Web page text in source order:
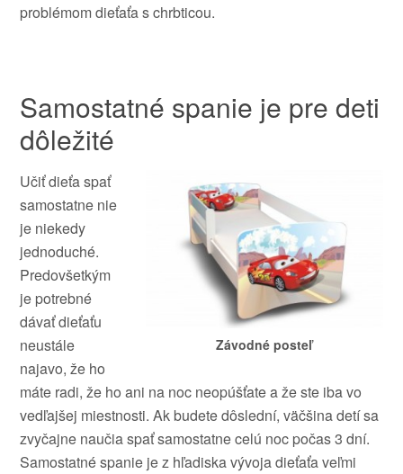
problémom dieťaťa s chrbticou.
Samostatné spanie je pre deti
dôležité
Závodné posteľ
Učiť dieťa spať
samostatne nie
je niekedy
jednoduché.
Predovšetkým
je potrebné
dávať dieťaťu
neustále
najavo, že ho
máte radi, že ho ani na noc neopúšťate a že ste iba vo
vedľajšej miestnosti. Ak budete dôslední, väčšina detí sa
zvyčajne naučia spať samostatne celú noc počas 3 dní.
Samostatné spanie je z hľadiska vývoja dieťaťa veľmi